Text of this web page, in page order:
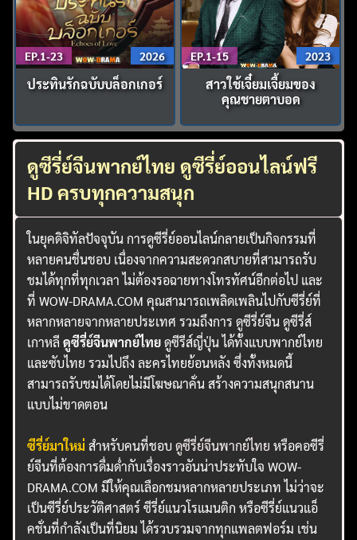
EP.1-23 2026
ประทินรักฉบับบล็อกเกอร์
EP.1-15 2023
สาวใช้เจี๋ยมเจี้ยมของ
คุณชายตาบอด
ดูซีรี่ย์จีนพากย์ไทย ดูซีรี่ย์ออนไลน์ฟรี
HD ครบทุกความสนุก
ในยุคดิจิทัลปัจจุบัน การดูซีรี่ย์ออนไลน์กลายเป็นกิจกรรมที่
หลายคนชื่นชอบ เนื่องจากความสะดวกสบายที่สามารถรับ
ชมได้ทุกที่ทุกเวลา ไม่ต้องรอฉายทางโทรทัศน์อีกต่อไป และ
ที่ WOW-DRAMA.COM คุณสามารถเพลิดเพลินไปกับซีรี่ย์ที่
หลากหลายจากหลายประเทศ รวมถึงการ ดูซีรี่ย์จีน ดูซีรี่ส์
เกาหลีดูซีรี่ย์จีนพากย์ไทยดูซีรีส์ญี่ปุ่น ได้ทั้งแบบพากย์ไทย
และซับไทย รวมไปถึง ละครไทยย้อนหลัง ซึ่งทั้งหมดนี้
สามารถรับชมได้โดยไม่มีโฆษณาคั่น สร้างความสนุกสนาน
แบบไม่ขาดตอน
ซีรี่ย์มาใหม่ สำหรับคนที่ชอบดูซีรี่ย์จีนพากย์ไทย หรือคอซีรี่
ย์จีนที่ต้องการดื่มด่ำกับเรื่องราวอันน่าประทับใจ WOW-
DRAMA.COM มีให้คุณเลือกชมหลากหลายประเภท ไม่ว่าจะ
เป็นซีรี่ย์ประวัติศาสตร์ ซีรี่ย์แนวโรแมนติก หรือซีรี่ย์แนวแอ็
คชั่นที่กำลังเป็นที่นิยม ได้รวบรวมจากทุกแพลตฟอร์ม เช่น